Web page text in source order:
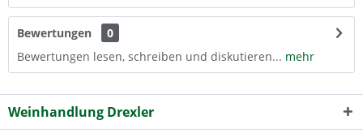
Bewertungen
0
Bewertungen lesen, schreiben und diskutieren... mehr
Weinhandlung Drexler